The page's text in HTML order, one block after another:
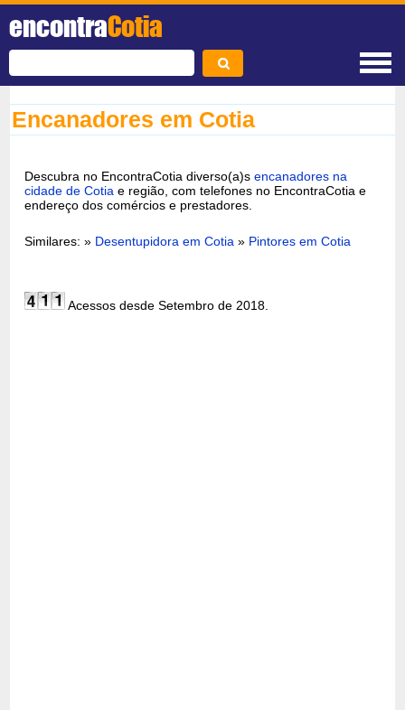
encontraCotia
Encanadores em Cotia
Descubra no EncontraCotia diverso(a)sencanadores na
cidade de Cotia e região, com telefones no EncontraCotia e
endereço dos comércios e prestadores.
Similares: » Desentupidora em Cotia » Pintores em Cotia
Acessos desde Setembro de 2018.